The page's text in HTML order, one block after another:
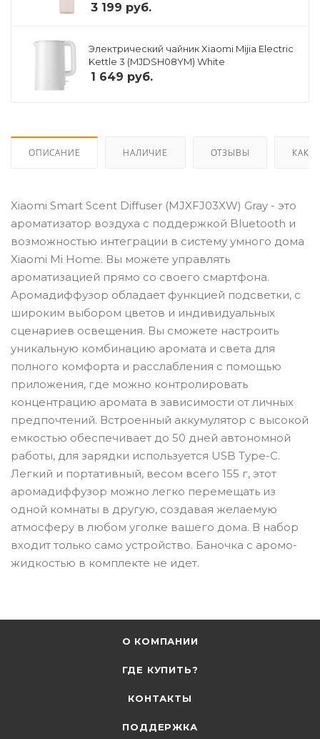
3 199 руб.
Электрический чайник Xiaomi Mijia Electric
Kettle 3 (MJDSH08YM) White
1 649 руб.
ОПИСАНИЕ НАЛИЧИЕ ОТЗЫВЫ КАК
Xiaomi Smart Scent Diffuser (MJXFJ03XW) Gray - это
ароматизатор воздуха с поддержкой Bluetooth и
возможностью интеграции в систему умного дома
Xiaomi Mi Home. Вы можете управлять
ароматизацией прямо со своего смартфона.
Аромадиффузор обладает функцией подсветки, с
широким выбором цветов и индивидуальных
сценариев освещения. Вы сможете настроить
уникальную комбинацию аромата и света для
полного комфорта и расслабления с помощью
приложения, где можно контролировать
концентрацию аромата в зависимости от личных
предпочтений. Встроенный аккумулятор с высокой
емкостью обеспечивает до 50 дней автономной
работы, для зарядки используется USB Type-C.
Легкий и портативный, весом всего 155 г, этот
аромадиффузор можно легко перемещать из
одной комнаты в другую, создавая желаемую
атмосферу в любом уголке вашего дома. В набор
входит только само устройство. Баночка с аромо-
жидкостью в комплекте не идет.
О КОМПАНИИ
ГДЕ КУПИТЬ?
КОНТАКТЫ
ПОДДЕРЖКА